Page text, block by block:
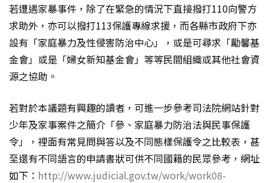
若遭遇家暴事件，除了在緊急的情況下直接撥打110向警方
求助外，亦可以撥打113保護專線求援，而各縣市政府下亦
設有「家庭暴力及性侵害防治中心」，或是可尋求「勵馨基
金會」或是「婦女新知基金會」等等民間組織或其他社會資
源之協助。
若對於本議題有興趣的讀者，可進一步參考司法院網站針對
少年及家事案件之簡介「參、家庭暴力防治法與民事保護
令」，裡面有常見問與答以及不同態樣保護令之比較表，甚
至還有不同語言的申請書狀可供不同國籍的民眾參考，網址
如下： http://www.judicial.gov.tw/work/work08-